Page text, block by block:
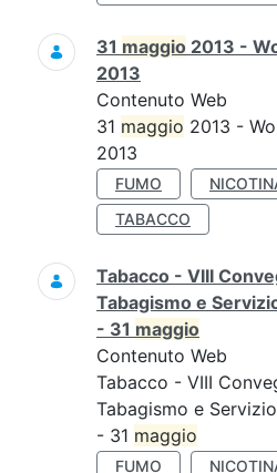
31 maggio 2013 -
2013
Contenuto Web
31 maggio 2013 -
2013
FUMO
TABACCO
Tabacco - VIII
Tabagismo e
- 31 maggio
Contenuto Web
Tabacco - VIII
Tabagismo e
- 31 maggio
FUMO